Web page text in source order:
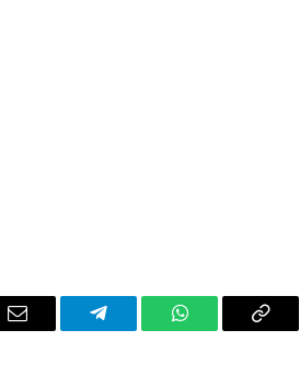
Email Telegram WhatsAppCopy